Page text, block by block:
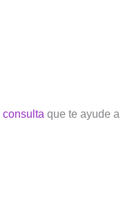
consulta que te ayude